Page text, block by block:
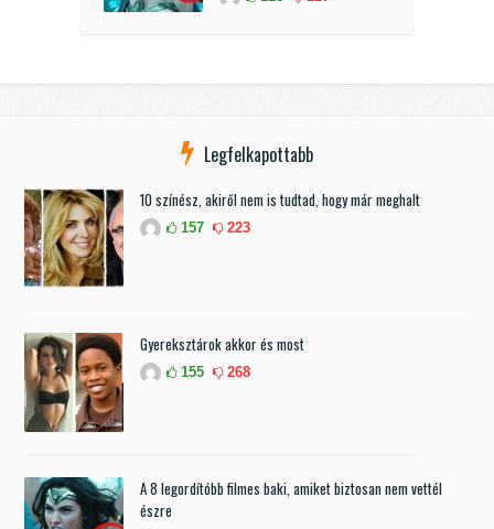
Legfelkapottabb
10 színész, akiről nem is tudtad, hogy már meghalt
157 223
Gyereksztárok akkor és most
155 268
A 8 legordítóbb filmes baki, amiket biztosan nem vettél
észre